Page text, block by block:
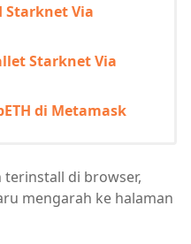
Starknet Via
Starknet Via
di Metamask
terinstall di browser,
mengarah ke halaman